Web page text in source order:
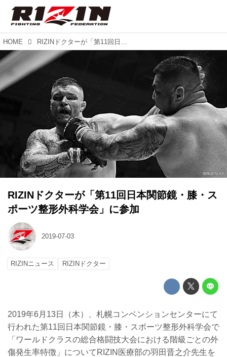
HOME RIZINドクターが「第11回日本関節鏡・膝・スポーツ整形外科学会」に参加
RIZINドクターが「第11回日本関節鏡・膝・ス
ポーツ整形外科学会」に参加
2019-07-03
RIZINニュース RIZINドクター
2019年6月13日（木）、札幌コンベンションセンターにて
行われた第11回日本関節鏡・膝・スポーツ整形外科学会で
「ワールドクラスの総合格闘技大会における階級ごとの外
傷発生率特徴」についてRIZIN医療部の羽田晋之介先生を